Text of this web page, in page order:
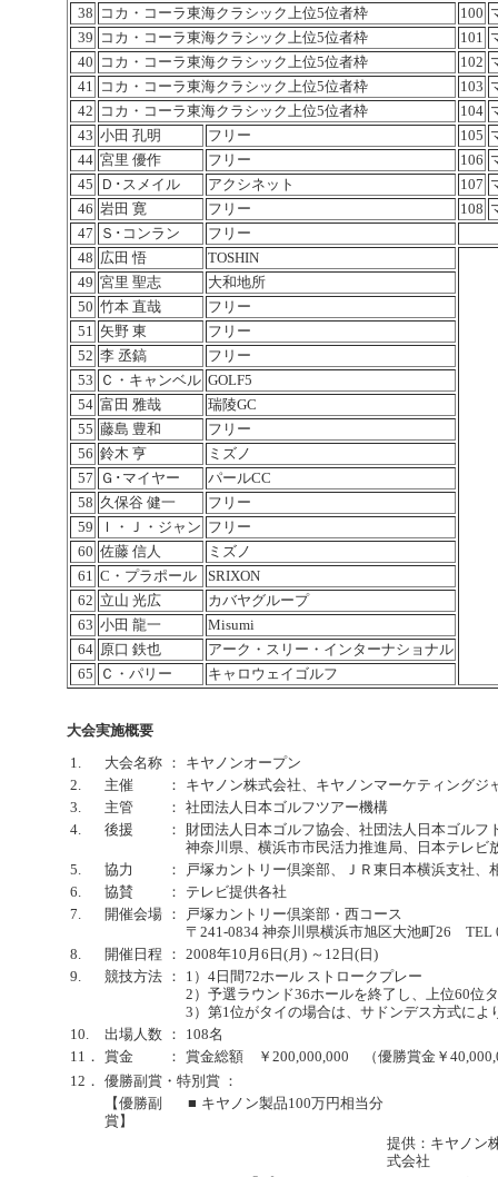
38 コカ・コーラ東海クラシック上位5位者枠 100
39 コカ・コーラ東海クラシック上位5位者枠 101
40 コカ・コーラ東海クラシック上位5位者枠 102
41 コカ・コーラ東海クラシック上位5位者枠 103
42 コカ・コーラ東海クラシック上位5位者枠 104
43 小田 孔明 フリー 105
44 宮里 優作 フリー 106
45
Ｄ･スメイル アクシネット 107
46 岩田 寛 フリー 108
47
Ｓ･コンラン
フリー
48 広田 悟
TOSHIN
49 宮里 聖志
大和地所
50 竹本 直哉
フリー
51 矢野 東
フリー
52 李 丞鎬
フリー
53
Ｃ・キャンベル GOLF5
54 富田 雅哉
瑞陵GC
55 藤島 豊和
フリー
56 鈴木 亨
ミズノ
57
Ｇ･マイヤー
パールCC
58 久保谷 健一
フリー
59
Ｉ・Ｊ・ジャン フリー
60 佐藤 信人
ミズノ
61 C・プラポール
SRIXON
62 立山 光広
カバヤグループ
63 小田 龍一
Misumi
64 原口 鉄也
アーク・スリー・インターナショナル
65
Ｃ・パリー キャロウェイゴルフ
大会実施概要
1.
大会名称 ：
キヤノンオープン
2.
主催 ：
キヤノン株式会社、キヤノンマーケティングジ
3.
主管 ： 社団法人日本ゴルフツアー機構
4.
後援 ：
財団法人日本ゴルフ協会、社団法人日本ゴルフ
神奈川県、横浜市市民活力推進局、日本テレビ
5.
協力 ：
戸塚カントリー倶楽部、ＪＲ東日本横浜支社、
6.
協賛 ：
テレビ提供各社
7.
開催会場 ：
戸塚カントリー倶楽部・西コース
〒241-0834 神奈川県横浜市旭区大池町26 TEL
8.
開催日程 ： 2008年10月6日(月) ～12日(日)
9.
競技方法 ：
1）4日間72ホール ストロークプレー
2）予選ラウンド36ホールを終了し、上位60位
3）第1位がタイの場合は、サドンデス方式によ
10.
出場人数 ：
108名
11． 賞金 ： 賞金総額 ￥200,000,000 （優勝賞金￥
12． 優勝副賞・特別賞 ：
【優勝副
賞】
■ キヤノン製品100万円相当分
提供：キヤノン
式会社